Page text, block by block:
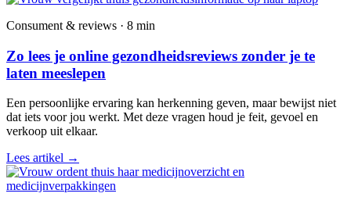
Consument & reviews · 8 min
Zo lees je online gezondheidsreviews zonder je te
laten meeslepen
Een persoonlijke ervaring kan herkenning geven, maar bewijst niet
dat iets voor jou werkt. Met deze vragen houd je feit, gevoel en
verkoop uit elkaar.
Lees artikel →